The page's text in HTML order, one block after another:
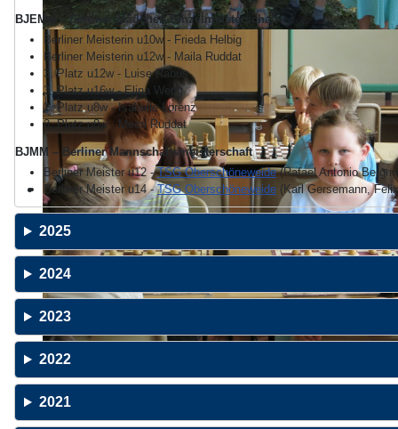
BJEMw – Berliner Mädchen-Einzelmeisterschaft
Berliner Meisterin u10w - Frieda Helbig
Berliner Meisterin u12w - Maila Ruddat
3. Platz u12w - Luise Rabus
3. Platz u16w - Elina Weng
2. Platz u8w - Isabelle Lorenz
3. Platz u8w - Meeri Ruddat
BJMM – Berliner Mannschaftsmeisterschaft
Berliner Meister u12 -TSG Oberschöneweide(Rafael Antonio
Berliner Meister u14 -TSG Oberschöneweide (Karl Gersemann,
2025
2024
2023
2022
2021